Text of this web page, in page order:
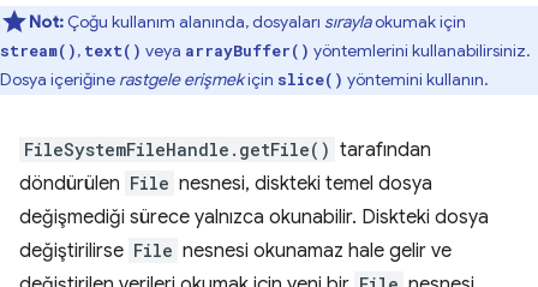
Not: Çoğu kullanım alanında, dosyaları sıraylaokumak için
stream(), text() veya arrayBuffer() yöntemlerini kullanabilirsiniz.
Dosya içeriğine rastgele erişmekiçin slice() yöntemini kullanın.
FileSystemFileHandle.getFile() tarafından
döndürülen File nesnesi, diskteki temel dosya
değişmediği sürece yalnızca okunabilir. Diskteki dosya
değiştirilirse File nesnesi okunamaz hale gelir ve